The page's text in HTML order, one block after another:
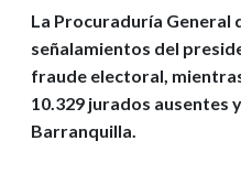
La Procuraduría General
señalamientos del
fraude electoral,
10.329 jurados ausentes
Barranquilla.